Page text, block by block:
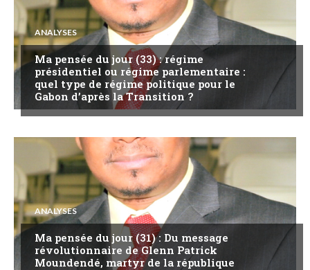
ANALYSES
Ma pensée du jour (33) : régime
présidentiel ou régime parlementaire :
quel type de régime politique pour le
Gabon d’après la Transition ?
ANALYSES
Ma pensée du jour (31) : Du message
révolutionnaire de Glenn Patrick
Moundendé, martyr de la république